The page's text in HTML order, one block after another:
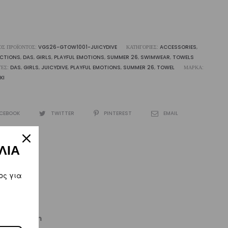
ΠΡΟΪΌΝΤΟΣ: VGS26-GTOW1001-JUICYDIVE ΚΑΤΗΓΟΡΊΕΣ: ACCESSORIES,
, DAS, GIRLS, PLAYFUL EMOTIONS, SUMMER 26, SWIMWEAR, TOWELS
DAS, GIRLS, JUICYDIVE, PLAYFUL EMOTIONS, SUMMER 26, TOWEL
ΜΆΡΚΑ:
TWITTER PINTEREST EMAIL
για